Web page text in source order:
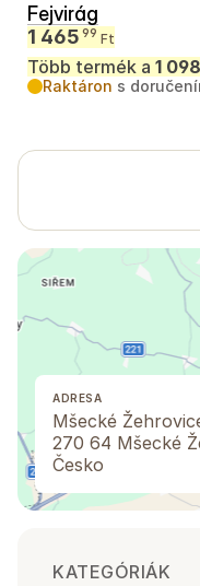
Fejvirág
1 465 99 Ft
Több termék a 1 098
Raktáron s
ADRESA
Mšecké
270 64 Mšecké
Česko
KATEGÓRIÁK